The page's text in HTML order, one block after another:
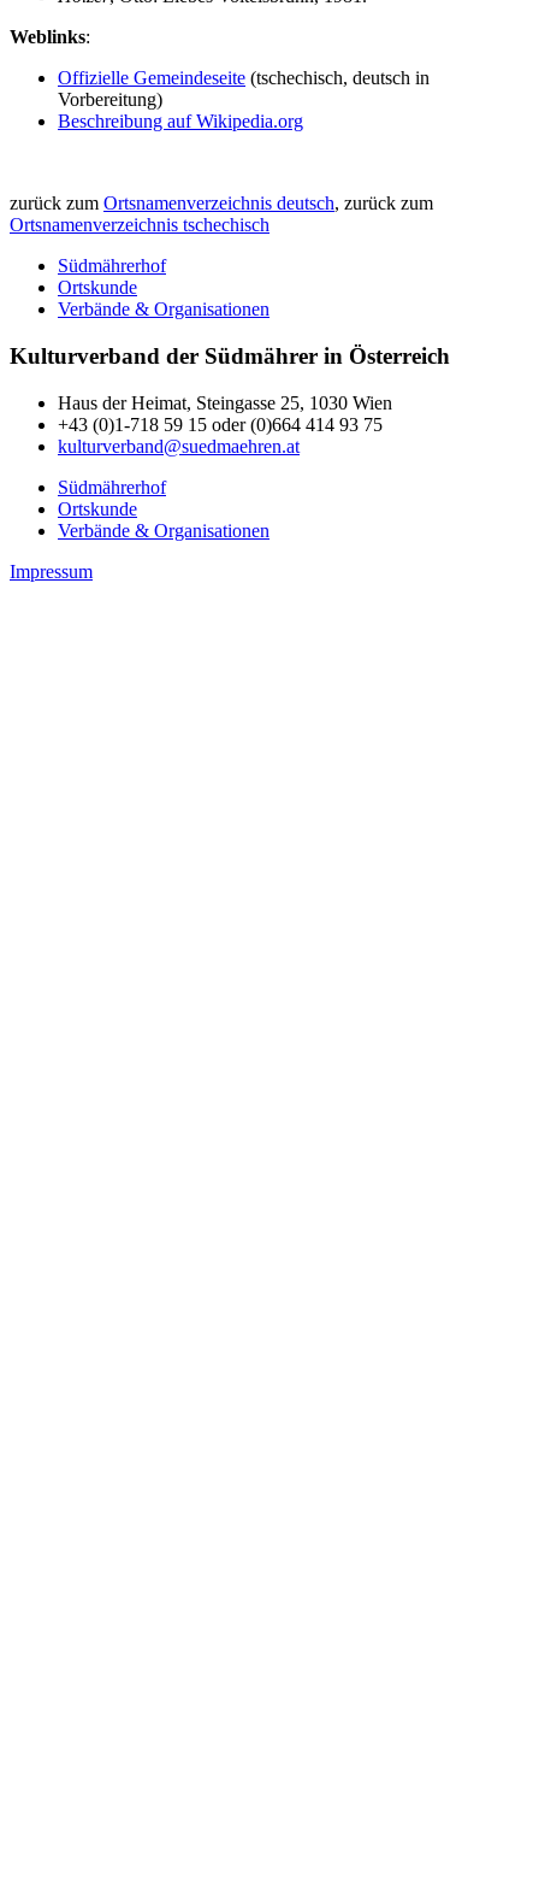
Weblinks:
Offizielle Gemeindeseite (tschechisch, deutsch in
Vorbereitung)
Beschreibung auf Wikipedia.org
zurück zum Ortsnamenverzeichnis deutsch, zurück zum
Ortsnamenverzeichnis tschechisch
Südmährerhof
Ortskunde
Verbände & Organisationen
Kulturverband der Südmährer in Österreich
Haus der Heimat, Steingasse 25, 1030 Wien
+43 (0)1-718 59 15 oder (0)664 414 93 75
kulturverband@suedmaehren.at
Südmährerhof
Ortskunde
Verbände & Organisationen
Impressum